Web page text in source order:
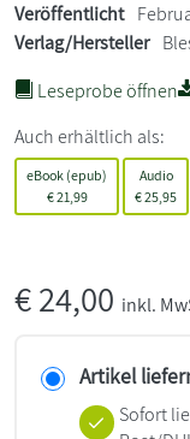
Veröffentlicht
Verlag/Hersteller
Leseprobe öffnen
Auch erhältlich als:
eBook (epub)
€21,99
Audio
€25,95
€24,00 inkl.
Artikel
Sofort